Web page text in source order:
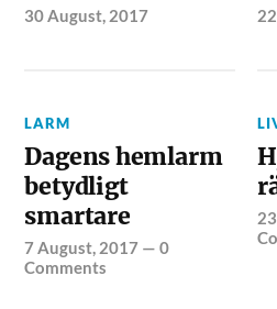
30 August, 2017
LARM
Dagens hemlarm
betydligt
smartare
7 August, 2017 —0
Comments